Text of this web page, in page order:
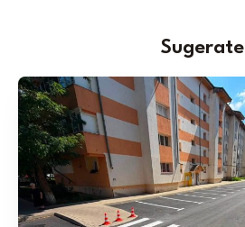
Sugerate